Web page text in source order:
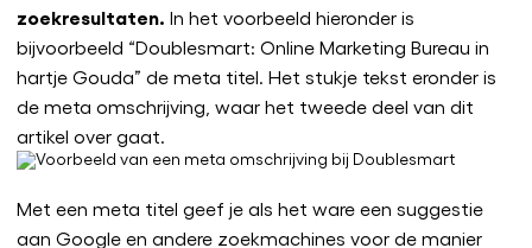
zoekresultaten. In het voorbeeld hieronder is
bijvoorbeeld “Doublesmart: Online Marketing Bureau in
hartje Gouda” de meta titel. Het stukje tekst eronder is
de meta omschrijving, waar het tweede deel van dit
artikel over gaat.
Met een meta titel geef je als het ware een suggestie
aan Google en andere zoekmachines voor de manier